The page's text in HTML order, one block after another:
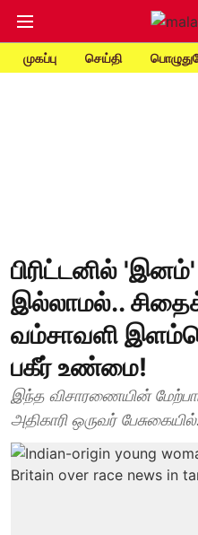
முகப்பு செய்தி
பிரிட்டனில்
இல்லாமல்..
வம்சாவளி
பகீர் உண்மை!
இந்த விசாரணையின்
அதிகாரி ஒருவர்